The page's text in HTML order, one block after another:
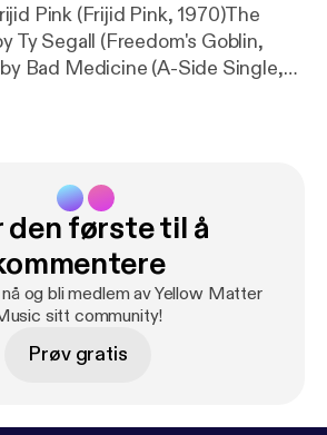
Pink (Frijid Pink, 1970)The
Ty Segall (Freedom's Goblin,
Bad Medicine (A-Side Single,
On Sundown by
(The Gilded Palace of
Bombs by The Clash (London
of People by The Move
første til å
og bli medlem av Yellow Matter
sitt community!
Prøv gratis